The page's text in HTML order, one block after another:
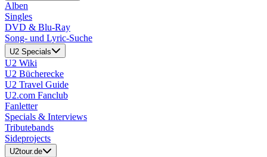
Alben
Singles
DVD & Blu-Ray
Song- und Lyric-Suche
U2 Specials
U2 Wiki
U2 Bücherecke
U2 Travel Guide
U2.com Fanclub
Fanletter
Specials & Interviews
Tributebands
Sideprojects
U2tour.de